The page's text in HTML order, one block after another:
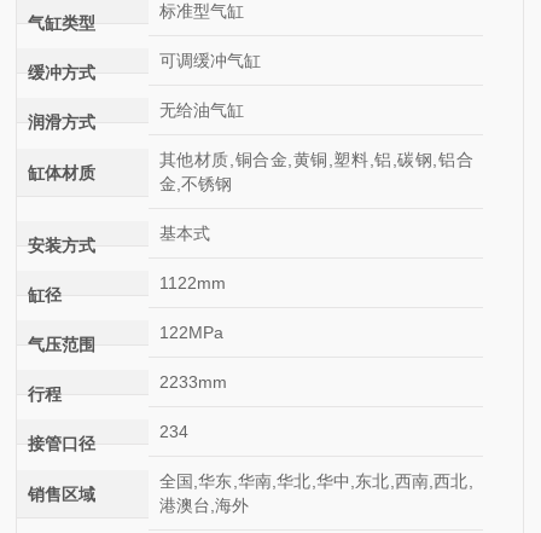
气缸类型
标准型气缸
缓冲方式
可调缓冲气缸
润滑方式
无给油气缸
缸体材质
其他材质,铜合金,黄铜,塑料,铝,碳钢,铝合
金,不锈钢
安装方式
基本式
缸径
1122mm
气压范围
122MPa
行程
2233mm
接管口径
234
销售区域
全国,华东,华南,华北,华中,东北,西南,西北,
港澳台,海外